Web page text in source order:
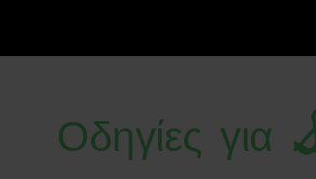
Οδηγίες